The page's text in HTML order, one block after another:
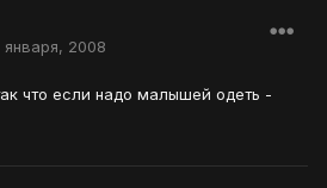
января, 2008
что если надо малышей одеть -